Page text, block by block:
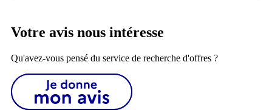
Votre avis nous intéresse
Qu'avez-vous pensé du service de recherche d'offres ?